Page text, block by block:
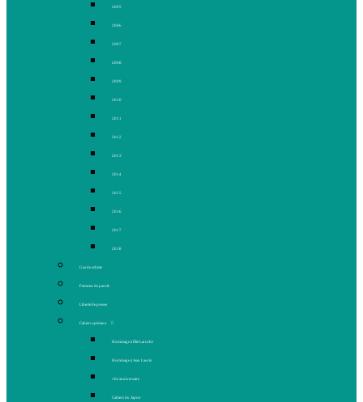
2005
2006
2007
2008
2009
2010
2011
2012
2013
2014
2015
2016
2017
2018
Gaz de schiste
Femmes de parole
Liberté de presse
Cahiers spéciaux
Hommage à Élie Laroche
Hommage à Jean Laurin
10e anniversaire
Cahiers du Japon